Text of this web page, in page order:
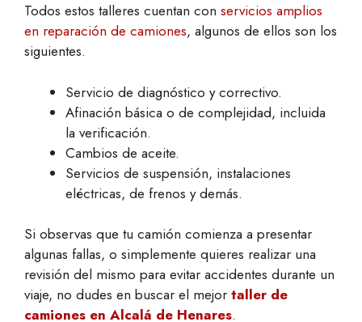
Todos estos talleres cuentan con servicios amplios
en reparación de camiones, algunos de ellos son los
siguientes.
Servicio de diagnóstico y correctivo.
Afinación básica o de complejidad, incluida
la verificación.
Cambios de aceite.
Servicios de suspensión, instalaciones
eléctricas, de frenos y demás.
Si observas que tu camión comienza a presentar
algunas fallas, o simplemente quieres realizar una
revisión del mismo para evitar accidentes durante un
viaje, no dudes en buscar el mejor taller de
camiones en Alcalá de Henares.